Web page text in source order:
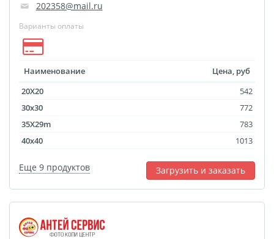
202358@mail.ru
Варианты оплаты
Наименование
Цена, руб
20X20
542
30x30
772
35X29m
783
40x40
1013
Еще 9 продуктов Загрузить и заказать